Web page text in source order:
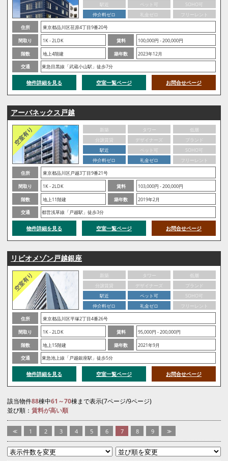
駅近
ペット可
SOHO可
仲介料ゼロ
礼金ゼロ
フリーレント
住所
東京都品川区荏原4丁目9番20号
間取り
1K - 2LDK 賃料
100,000円 - 200,000円
階数
地上4階建 築年数
2023年12月
交通
東急目黒線「武蔵小山駅」徒歩7分
物件詳細を見る 空室一覧ページ お問合せページ
アーバネックス戸越
新築 タワー
低層
分譲賃貸
デザイナーズ
ブランド
駅近
ペット可
SOHO可
仲介料ゼロ
礼金ゼロ
フリーレント
住所
東京都品川区戸越3丁目9番21号
間取り
1K - 2LDK 賃料
103,000円 - 200,000円
階数
地上11階建 築年数
2019年2月
交通
都営浅草線「戸越駅」徒歩3分
物件詳細を見る 空室一覧ページ お問合せページ
リビオメゾン戸越銀座
新築 タワー
低層
分譲賃貸
デザイナーズ
ブランド
駅近
ペット可
SOHO可
仲介料ゼロ
礼金ゼロ
フリーレント
住所
東京都品川区平塚2丁目4番26号
間取り
1K - 2LDK 賃料
95,000円 - 200,000円
階数
地上15階建 築年数
2021年9月
交通
東急池上線「戸越銀座駅」徒歩5分
物件詳細を見る 空室一覧ページ お問合せページ
該当物件88棟中61～70棟まで表示(7ページ/9ページ)
並び順： 賃料が高い順
<< 1 2 3 4 5 6 7 8 9 >>